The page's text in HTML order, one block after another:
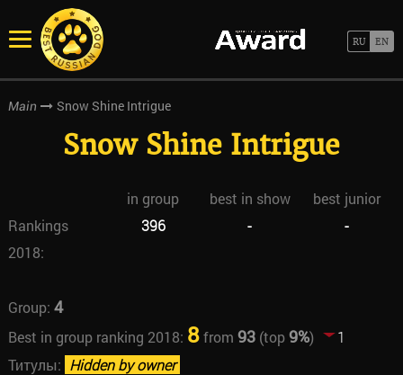
Main Snow Shine Intrigue
Snow Shine Intrigue
in group best in show
best junior
Rankings
2018:
396 - -
Group: 4
Best in group ranking 2018: 8from 93(top9%)
1
Титулы: Hidden by owner